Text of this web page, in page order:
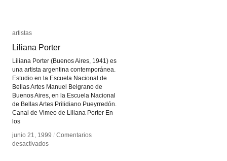
artistas
Liliana Porter
Liliana Porter (Buenos Aires, 1941) es
una artista argentina contemporánea.
Estudio en la Escuela Nacional de
Bellas Artes Manuel Belgrano de
Buenos Aires, en la Escuela Nacional
de Bellas Artes Prilidiano Pueyrredón.
Canal de Vimeo de Liliana Porter En
los
junio 21, 1999 / Comentarios
desactivadosen
artistas
Liliana Porter
junio 21, 1999 / Comentarios
desactivadosen